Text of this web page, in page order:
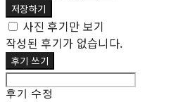
저장하기
사진 후기만 보기
작성된 후기가 없습니다.
후기 쓰기
후기 수정